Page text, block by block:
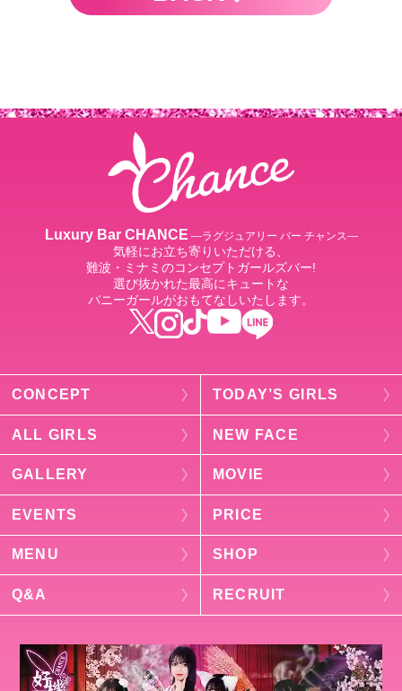
Luxury Bar CHANCE ―ラグジュアリー バー チャンス―
気軽にお立ち寄りいただける、
難波・ミナミのコンセプトガールズバー!
選び抜かれた最高にキュートな
バニーガールがおもてなしいたします。
CONCEPT TODAY’S GIRLS
ALL GIRLS NEW FACE
GALLERY MOVIE
EVENTS PRICE
MENU SHOP
Q&A RECRUIT